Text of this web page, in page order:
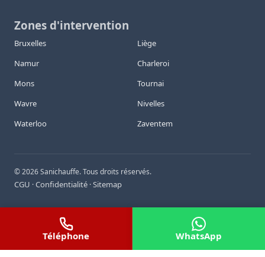
Zones d'intervention
Bruxelles
Liège
Namur
Charleroi
Mons
Tournai
Wavre
Nivelles
Waterloo
Zaventem
©2026Sanichauffe. Tous droits réservés.
CGU ·Confidentialité ·Sitemap